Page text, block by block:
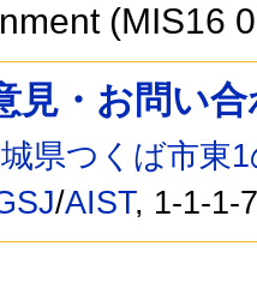
(MIS16
見・お問い
県つくば市東
/AIST, 1-1-1-